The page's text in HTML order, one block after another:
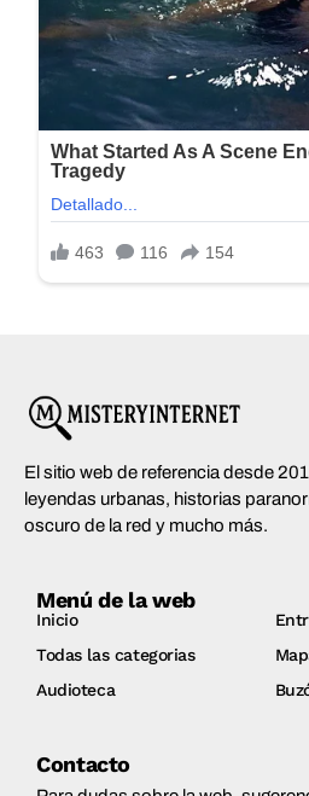
El sitio web de referencia desde
leyendas urbanas, historias
oscuro de la red y mucho más.
Menú de la web
Inicio
Todas las categorias
Audioteca
Contacto